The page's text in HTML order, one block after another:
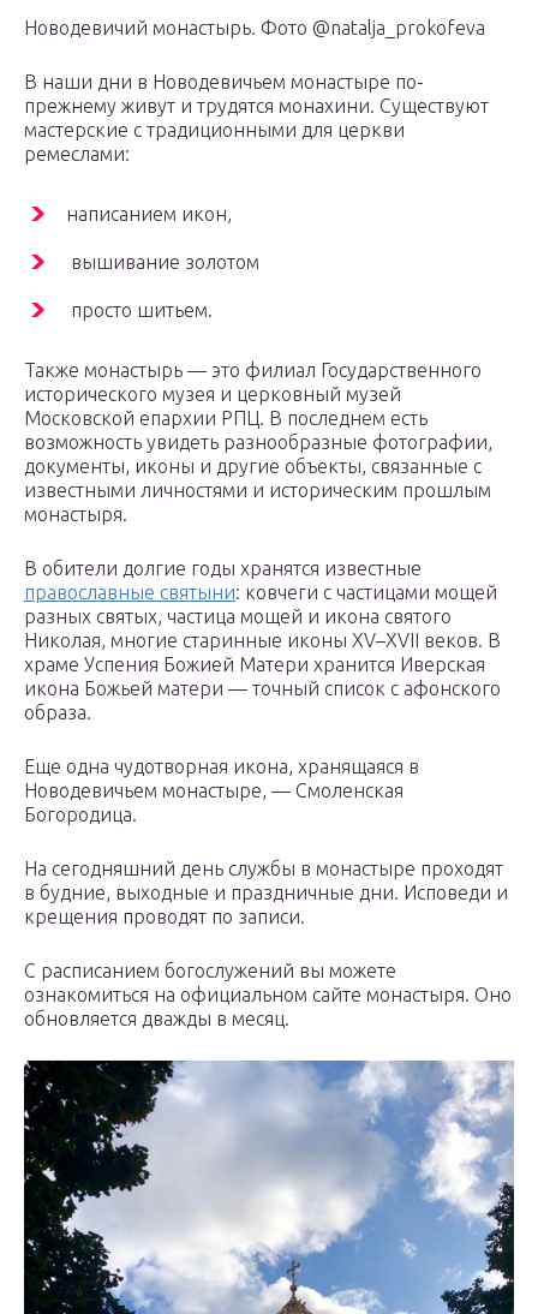
Новодевичий монастырь. Фото @natalja_prokofeva
В наши дни в Новодевичьем монастыре по-
прежнему живут и трудятся монахини. Существуют
мастерские с традиционными для церкви
ремеслами:
написанием икон,
вышивание золотом
просто шитьем.
Также монастырь — это филиал Государственного
исторического музея и церковный музей
Московской епархии РПЦ. В последнем есть
возможность увидеть разнообразные фотографии,
документы, иконы и другие объекты, связанные с
известными личностями и историческим прошлым
монастыря.
В обители долгие годы хранятся известные
православные святыни: ковчеги с частицами мощей
разных святых, частица мощей и икона святого
Николая, многие старинные иконы XV–XVII веков. В
храме Успения Божией Матери хранится Иверская
икона Божьей матери — точный список с афонского
образа.
Еще одна чудотворная икона, хранящаяся в
Новодевичьем монастыре, — Смоленская
Богородица.
На сегодняшний день службы в монастыре проходят
в будние, выходные и праздничные дни. Исповеди и
крещения проводят по записи.
С расписанием богослужений вы можете
ознакомиться на официальном сайте монастыря. Оно
обновляется дважды в месяц.